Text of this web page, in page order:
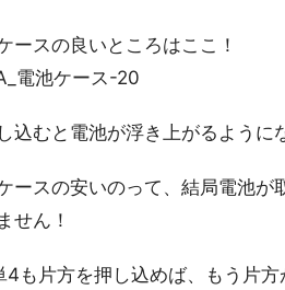
ースの良いところはここ！
込むと電池が浮き上がるように
ースの安いのって、結局電池
せん！
も片方を押し込めば、もう片方